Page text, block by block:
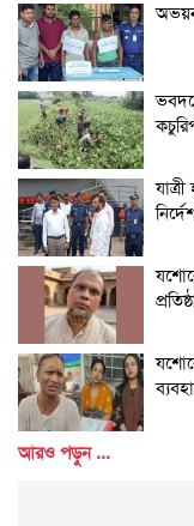
আরও পড়ুন ...